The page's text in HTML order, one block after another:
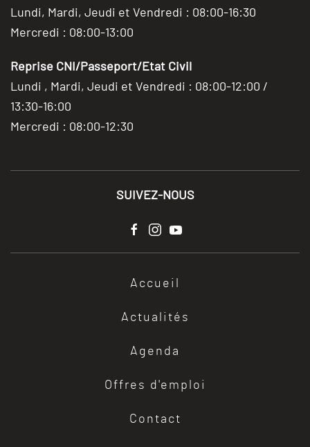
Lundi, Mardi, Jeudi et Vendredi : 08:00-16:30
Mercredi : 08:00-13:00
Reprise CNI/Passeport/Etat Civil
Lundi , Mardi, Jeudi et Vendredi : 08:00-12:00 /
13:30-16:00
Mercredi : 08:00-12:30
SUIVEZ-NOUS
Accueil
Actualités
Agenda
Offres d'emploi
Contact